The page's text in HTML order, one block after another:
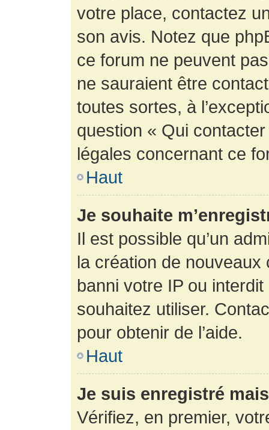
votre place, contactez
son avis. Notez que
ce forum ne peuvent
ne sauraient être
toutes sortes, à
question « Qui
légales concernant ce
Haut
Je souhaite
Il est possible qu’un
la création de
banni votre IP ou
souhaitez utiliser.
pour obtenir de l’aide.
Haut
Je suis enregistré
Vérifiez, en premier,